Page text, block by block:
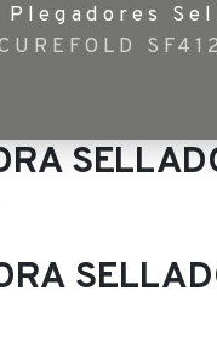
Plegadores